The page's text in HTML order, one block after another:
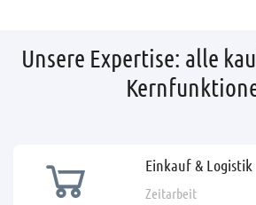
Unsere Expertise: alle
Einkauf & Logistik
Zeitarbeit